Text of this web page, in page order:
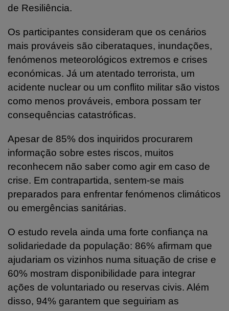
de Resiliência.
Os participantes consideram que os cenários
mais prováveis são ciberataques, inundações,
fenómenos meteorológicos extremos e crises
económicas. Já um atentado terrorista, um
acidente nuclear ou um conflito militar são vistos
como menos prováveis, embora possam ter
consequências catastróficas.
Apesar de 85% dos inquiridos procurarem
informação sobre estes riscos, muitos
reconhecem não saber como agir em caso de
crise. Em contrapartida, sentem-se mais
preparados para enfrentar fenómenos climáticos
ou emergências sanitárias.
O estudo revela ainda uma forte confiança na
solidariedade da população: 86% afirmam que
ajudariam os vizinhos numa situação de crise e
60% mostram disponibilidade para integrar
ações de voluntariado ou reservas civis. Além
disso, 94% garantem que seguiriam as